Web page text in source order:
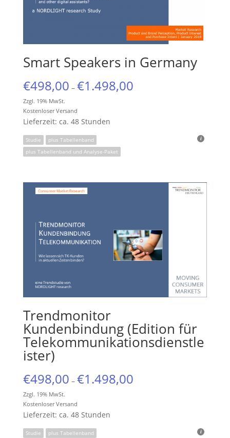
Smart Speakers in Germany
€498,00 – €1.498,00
Zzgl. 19% MwSt.
Kostenloser Versand
Lieferzeit: ca. 48 Stunden
Studie
plus Tabellenband
plus Tabellenband und Analyse-Paket
Trendmonitor
Kundenbindung (Edition für
Telekommunikationsdienstle
ister)
€498,00 – €1.498,00
Zzgl. 19% MwSt.
Kostenloser Versand
Lieferzeit: ca. 48 Stunden
Studie
plus Tabellenband